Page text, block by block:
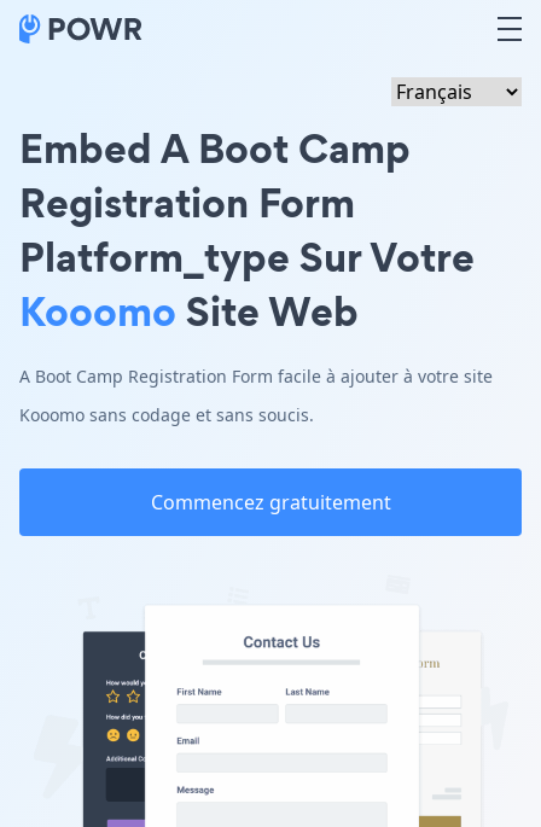
Embed A Boot Camp
Registration Form
Platform_type Sur Votre
KooomoSite Web
A Boot Camp Registration Form facile à ajouter à votre site
Kooomo sans codage et sans soucis.
Commencez gratuitement